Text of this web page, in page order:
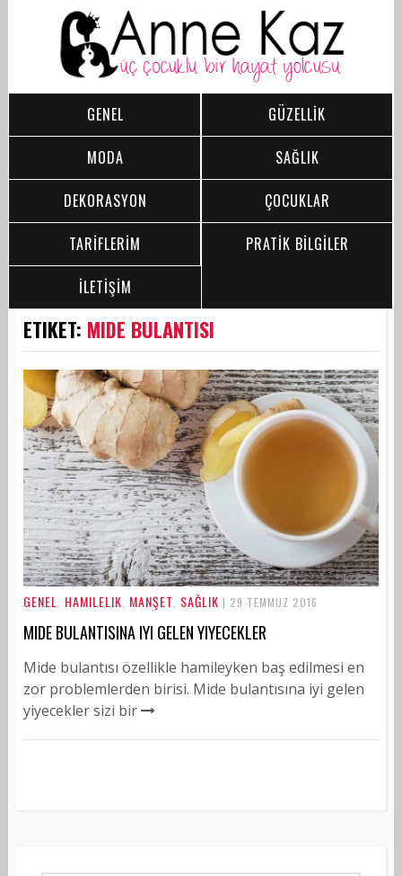
GENEL
GÜZELLİK
MODA
SAĞLIK
DEKORASYON
ÇOCUKLAR
TARİFLERİM
PRATİK BİLGİLER
İLETİŞİM
ETIKET: MIDE BULANTISI
GENEL HAMILELIK MANŞET SAĞLIK | 29 TEMMUZ 2016
MIDE BULANTISINA IYI GELEN YIYECEKLER
Mide bulantısı özellikle hamileyken baş edilmesi en
zor problemlerden birisi. Mide bulantısına iyi gelen
yiyecekler sizi bir